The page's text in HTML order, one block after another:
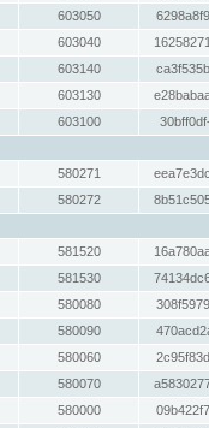
603050
603040
603140
603130
603100
580271
580272
581520
581530
580080
580090
580060
580070
580000